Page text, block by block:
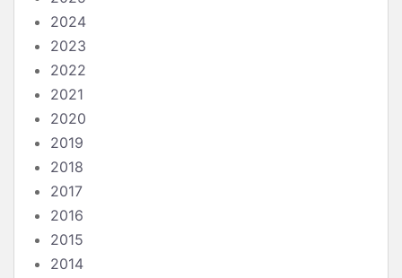
2024
2023
2022
2021
2020
2019
2018
2017
2016
2015
2014